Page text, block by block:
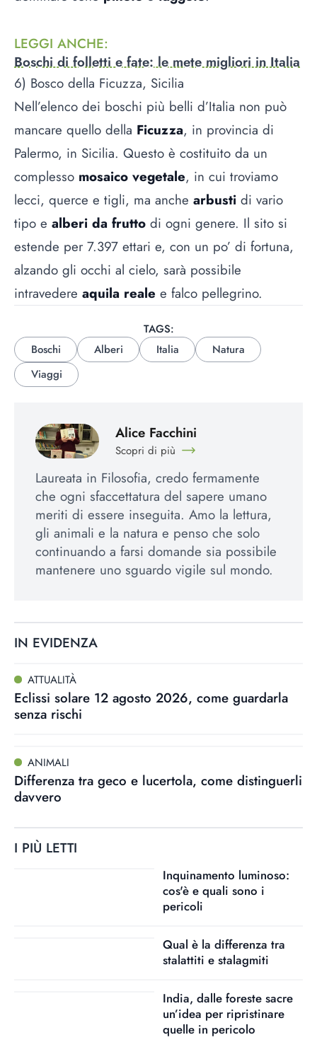
LEGGI ANCHE:
Boschi di folletti e fate: le mete migliori in Italia
6) Bosco della Ficuzza, Sicilia
Nell’elenco dei boschi più belli d’Italia non può
mancare quello della Ficuzza, in provincia di
Palermo, in Sicilia. Questo è costituito da un
complesso mosaico vegetale, in cui troviamo
lecci, querce e tigli, ma anche arbusti di vario
tipo e alberi da frutto di ogni genere. Il sito si
estende per 7.397 ettari e, con un po’ di fortuna,
alzando gli occhi al cielo, sarà possibile
intravedere aquila reale e falco pellegrino.
TAGS:
Boschi
Alberi Italia
Natura
Viaggi
Alice Facchini
Scopri di più
Laureata in Filosofia, credo fermamente
che ogni sfaccettatura del sapere umano
meriti di essere inseguita. Amo la lettura,
gli animali e la natura e penso che solo
continuando a farsi domande sia possibile
mantenere uno sguardo vigile sul mondo.
IN EVIDENZA
ATTUALITÀ
Eclissi solare 12 agosto 2026, come guardarla
senza rischi
ANIMALI
Differenza tra geco e lucertola, come distinguerli
davvero
I PIÙ LETTI
Inquinamento luminoso:
cos'è e quali sono i
pericoli
Qual è la differenza tra
stalattiti e stalagmiti
India, dalle foreste sacre
un’idea per ripristinare
quelle in pericolo